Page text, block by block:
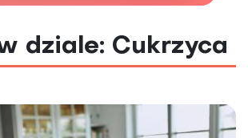
dziale: Cukrzyca